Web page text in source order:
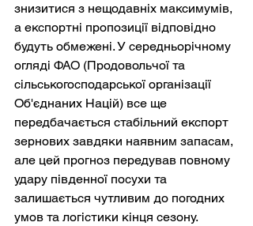
знизитися з нещодавніх максимумів,
а експортні пропозиції відповідно
будуть обмежені. У середньорічному
огляді ФАО (Продовольчої та
сільськогосподарської організації
Об'єднаних Націй) все ще
передбачається стабільний експорт
зернових завдяки наявним запасам,
але цей прогноз передував повному
удару південної посухи та
залишається чутливим до погодних
умов та логістики кінця сезону.